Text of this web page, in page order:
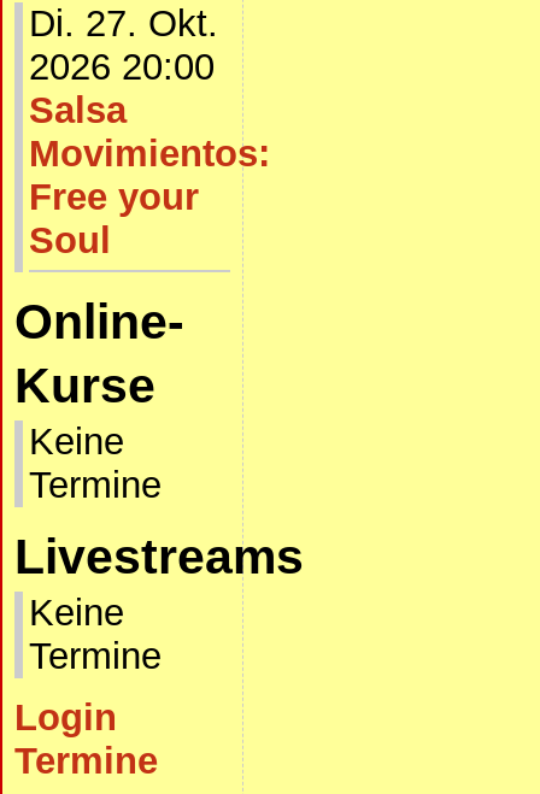
Di. 27. Okt.
2026 20:00
Salsa
Movimientos:
Free your
Soul
Online-
Kurse
Keine
Termine
Livestreams
Keine
Termine
Login
Termine